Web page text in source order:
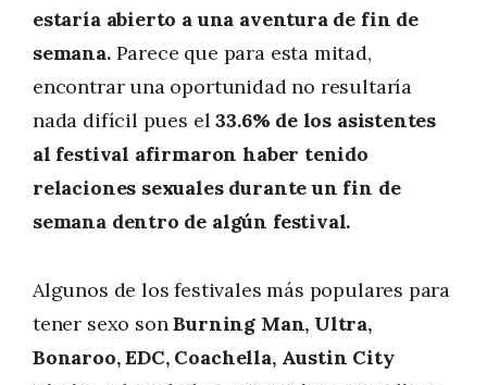
estaría abierto a una aventura de fin de
semana. Parece que para esta mitad,
encontrar una oportunidad no resultaría
nada difícil pues el33.6% de los asistentes
al festival afirmaron haber tenido
relaciones sexuales durante un fin de
semana dentro de algún festival.
Algunos de los festivales más populares para
tener sexo sonBurning Man, Ultra,
Bonaroo, EDC, Coachella, Austin City